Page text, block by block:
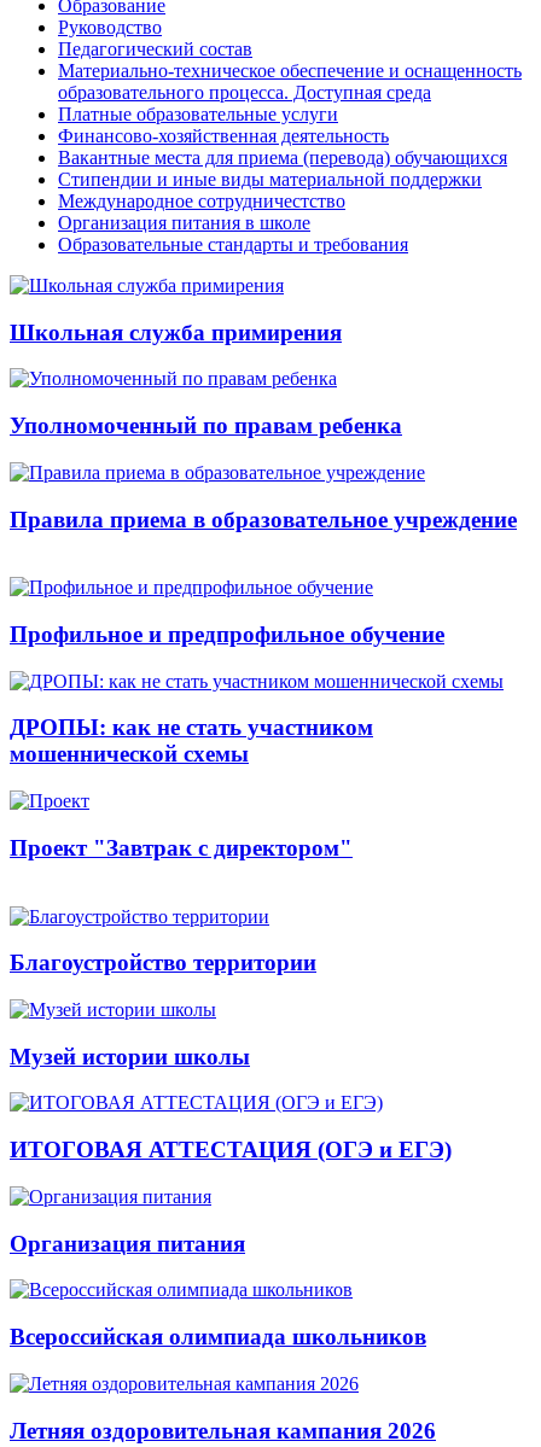
Образование
Руководство
Педагогический состав
Материально-техническое обеспечение и оснащенность
образовательного процесса. Доступная среда
Платные образовательные услуги
Финансово-хозяйственная деятельность
Вакантные места для приема (перевода) обучающихся
Стипендии и иные виды материальной поддержки
Международное сотрудничестство
Организация питания в школе
Образовательные стандарты и требования
Школьная служба примирения
Уполномоченный по правам ребенка
Правила приема в образовательное учреждение
Профильное и предпрофильное обучение
ДРОПЫ: как не стать участником
мошеннической схемы
Проект "Завтрак с директором"
Благоустройство территории
Музей истории школы
ИТОГОВАЯ АТТЕСТАЦИЯ (ОГЭ и ЕГЭ)
Организация питания
Всероссийская олимпиада школьников
Летняя оздоровительная кампания 2026